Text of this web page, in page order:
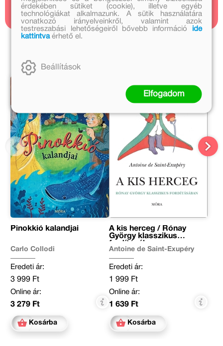
1 cikk
Pinokkió kalandjai
Carlo Collodi
Eredeti ár:
3 999 Ft
Online ár:
3 279 Ft
Kosárba
A kis herceg / Rónay
György klasszikus
Antoine de Saint-Exupéry
Eredeti ár:
1 999 Ft
Online ár:
1 639 Ft
Kosárba
érdekében sütiket (cookie), illetve egyéb
technológiákat alkalmazunk. A sütik használatára
vonatkozó irányelveinkről, valamint azok
testreszabási lehetőségeiről bővebb információ
ide
kattintvaérhető el.
Beállítások
Elfogadom